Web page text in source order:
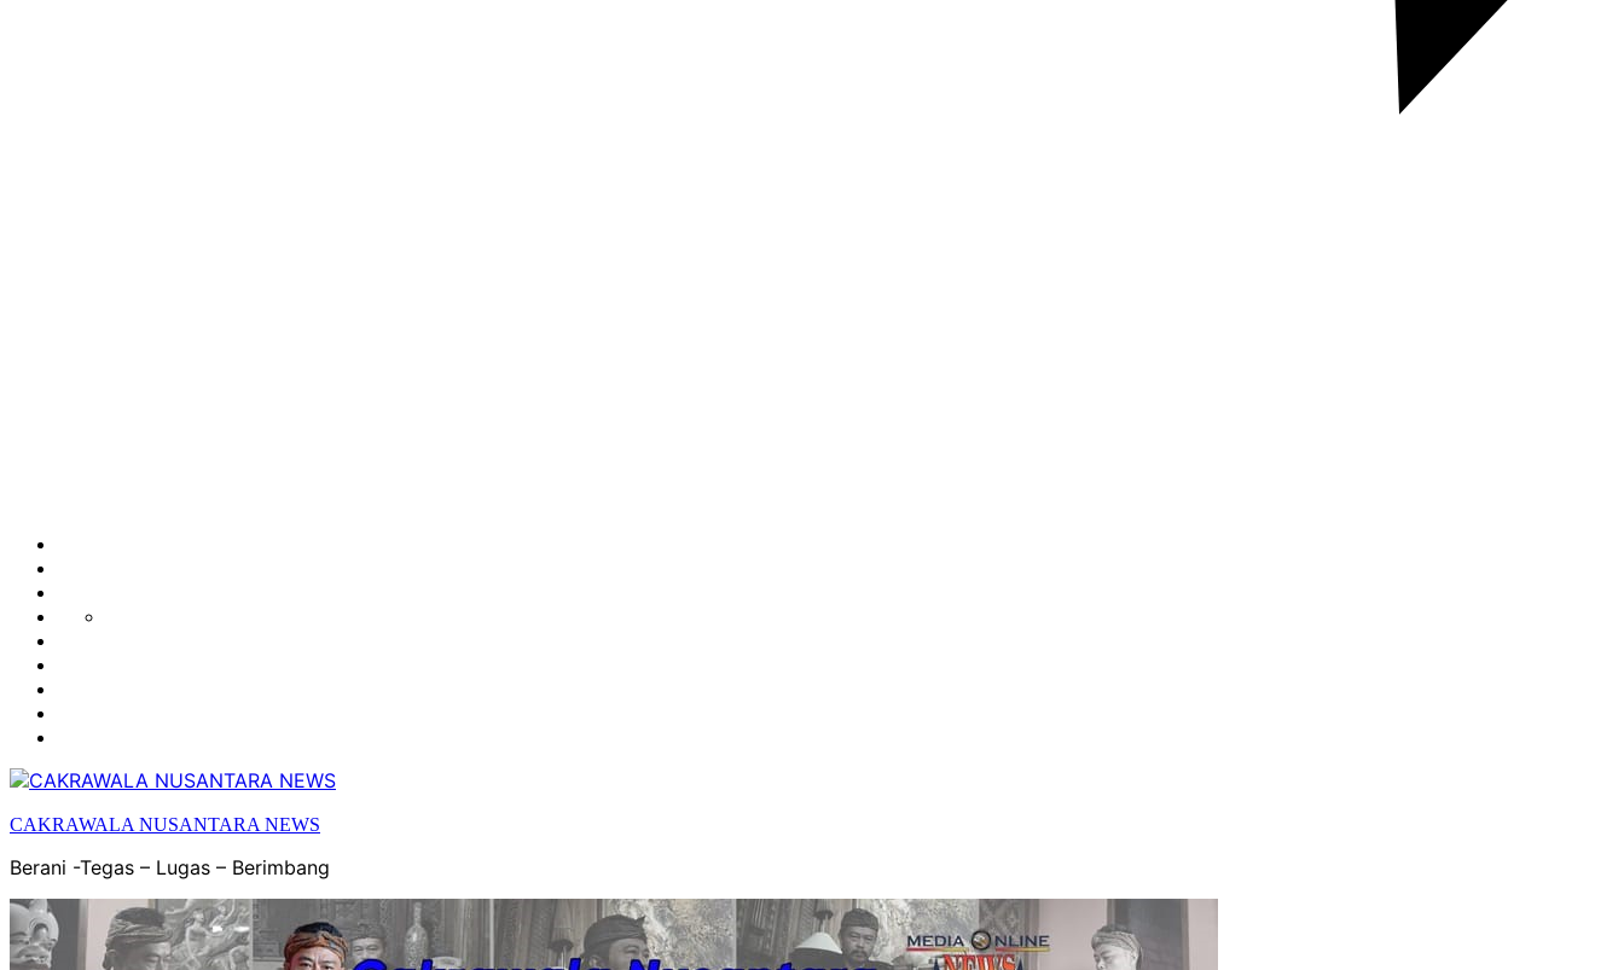
POLITIK
BUDAYA
CAKRAWALA NUSANTARA NEWS
Berani -Tegas – Lugas – Berimbang